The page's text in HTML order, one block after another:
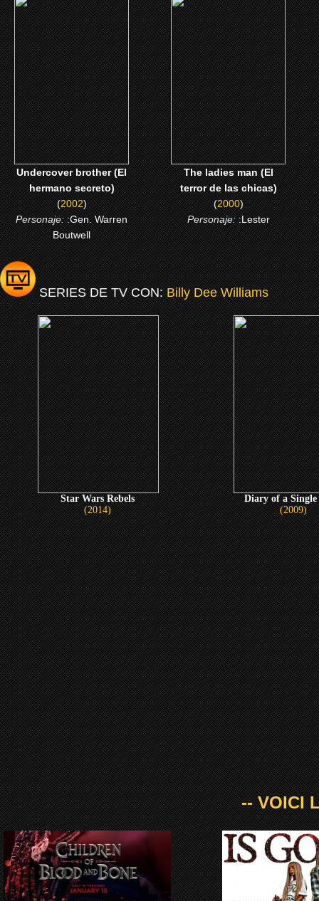
(2002)
Undercover brother (El
hermano secreto)
CLICK ME
Undercover brother (El
hermano secreto)
(2002)
Personaje::Gen. Warren
Boutwell
(2000)
The ladies man (El terror
de las chicas)
CLICK ME
The ladies man (El
terror de las chicas)
(2000)
Personaje::Lester
SERIES DE TV CON:Billy Dee Williams
Star Wars Rebels
(2014)
Diary of a
(2009)
-- VOICI